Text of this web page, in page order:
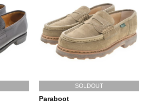
SOLDOUT
Paraboot